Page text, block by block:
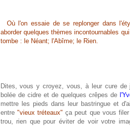
Où l'on essaie de se replonger dans
aborder quelques thèmes incontournables
tombe : le Néant; l'Abîme; le Rien.
Dites, vous y croyez, vous, à leur cure
bolée de cidre et de quelques crêpes de
mettre les pieds dans leur bastringue et
entre "vieux tréteaux" ça peut que vous
trou, rien que pour éviter de voir votre